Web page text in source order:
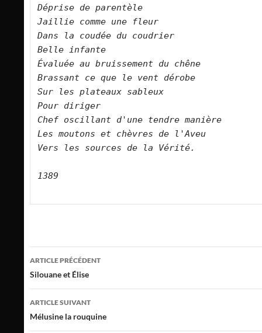
Déprise de parentèle
Jaillie comme une fleur
Dans la coudée du coudrier
Belle infante
Évaluée au bruissement du chêne
Brassant ce que le vent dérobe
Sur les plateaux sableux
Pour diriger
Chef oscillant d'une tendre manière
Les moutons et chèvres de l'Aveu
Vers les sources de la Vérité.
1389
Navigation
des
articles
ARTICLE PRÉCÉDENT
Silouane et Élise
ARTICLE SUIVANT
Mélusine la rouquine